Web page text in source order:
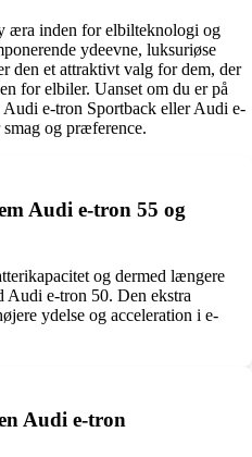
æra inden for elbilteknologi og
ydeevne, luksuriøse
den et attraktivt valg for dem, der
for elbiler. Uanset om du er på
e-tron Sportback eller Audi e-
og præference.
Audi e-tron 55 og
og dermed længere
Audi e-tron 50. Den ekstra
ydelse og acceleration i e-
Audi e-tron